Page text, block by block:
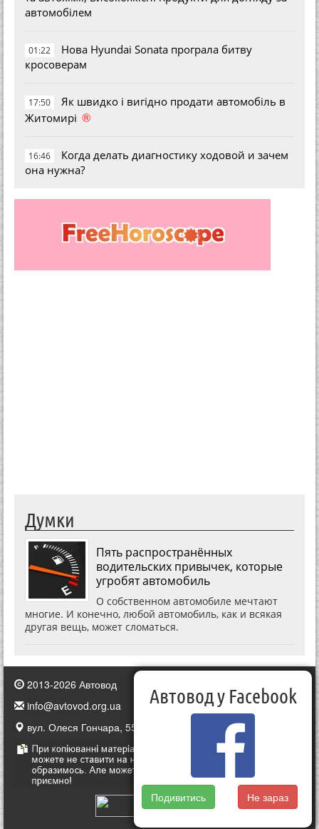
автомобілем
01:22
Нова Hyundai Sonata програла битву
кросоверам
17:50
Як швидко і вигідно продати автомобіль в
Житомирі ®
16:46
Когда делать диагностику ходовой и зачем
она нужна?
Думки
Пять распространённых
водительских привычек, которые
угробят автомобиль
О собственном автомобиле мечтают
многие. И конечно, любой автомобиль, как и всякая
другая вещь, может сломаться.
2013-2026 Автовод
info@avtovod.org.ua
вул. Олеся Гончара, 55, Київ, Україна
Автовод у Facebook
Подивитись Не зараз